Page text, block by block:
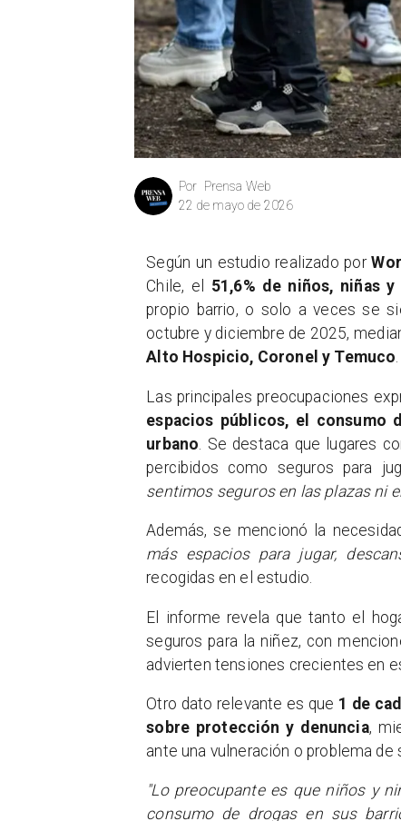
Prensa Web
Por
22 de mayo de 2026
Según un estudio realizado por
Chile, el 51,6% de niños, niñas
propio barrio, o solo a veces se
octubre y diciembre de 2025,
Alto Hospicio, Coronel y Temuco.
Las principales preocupaciones
espacios públicos, el consumo
urbano . Se destaca que lugares
percibidos como seguros para
sentimos seguros en las plazas ni
Además, se mencionó la
más espacios para jugar,
recogidas en el estudio.
El informe revela que tanto el
seguros para la niñez, con
advierten tensiones crecientes en
Otro dato relevante es que 1 de
sobre protección y denuncia,
ante una vulneración o problema de
"Lo preocupante es que niños y
consumo de drogas en sus